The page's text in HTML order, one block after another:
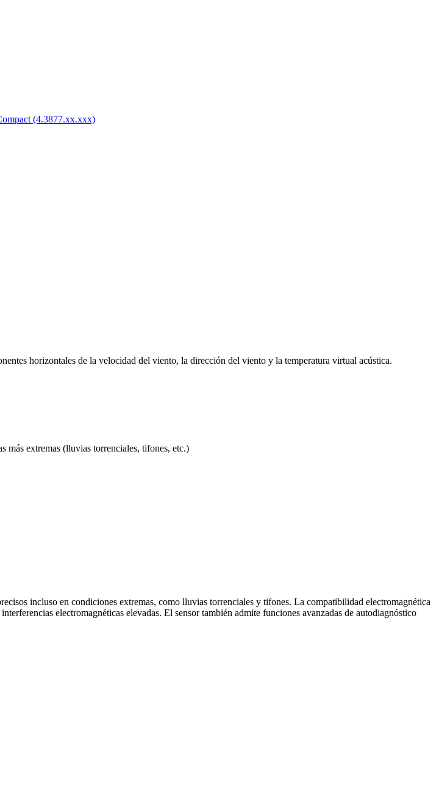
(4.3877.xx.xxx)
horizontales de la velocidad del viento, la dirección del viento y la temperatura virtual acústica.
más extremas (lluvias torrenciales, tifones, etc.)
incluso en condiciones extremas, como lluvias torrenciales y tifones. La compatibilidad electromagnética
electromagnéticas elevadas. El sensor también admite funciones avanzadas de autodiagnóstico